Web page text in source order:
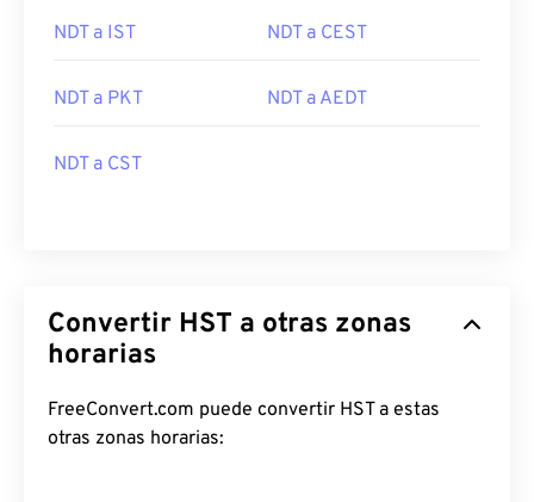
NDT a IST NDT a CEST
NDT a PKT NDT a AEDT
NDT a CST
Convertir HST a otras zonas
horarias
FreeConvert.com puede convertir HST a estas
otras zonas horarias: